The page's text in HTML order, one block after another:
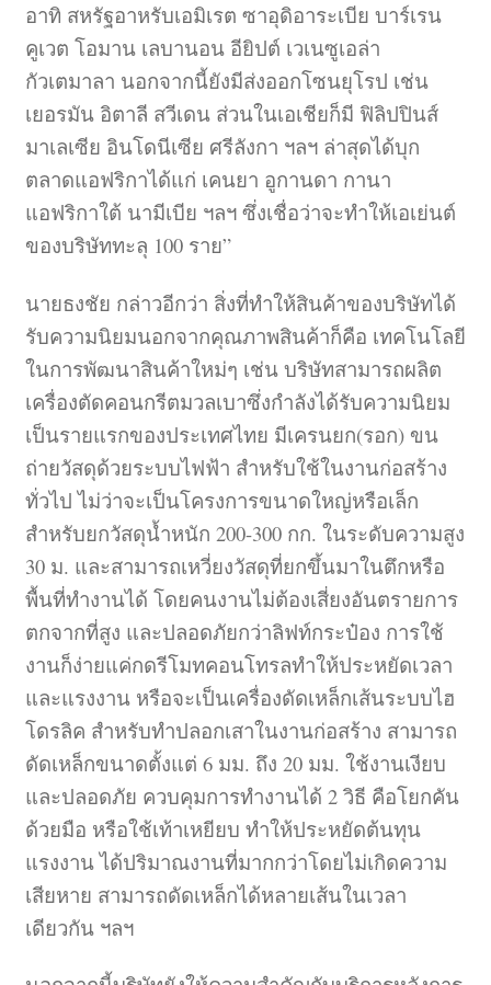
อาทิ สหรัฐอาหรับเอมิเรต ซาอุดิอาระเบีย บาร์เรน
คูเวต โอมาน เลบานอน อียิปต์ เวเนซูเอล่า
กัวเตมาลา นอกจากนี้ยังมีส่งออกโซนยุโรป เช่น
เยอรมัน อิตาลี สวีเดน ส่วนในเอเชียก็มี ฟิลิปปินส์
มาเลเซีย อินโดนีเซีย ศรีลังกา ฯลฯ ล่าสุดได้บุก
ตลาดแอฟริกาได้แก่ เคนยา อูกานดา กานา
แอฟริกาใต้ นามีเบีย ฯลฯ ซึ่งเชื่อว่าจะทำให้เอเย่นต์
ของบริษัททะลุ 100 ราย”
นายธงชัย กล่าวอีกว่า สิ่งที่ทำให้สินค้าของบริษัทได้
รับความนิยมนอกจากคุณภาพสินค้าก็คือ เทคโนโลยี
ในการพัฒนาสินค้าใหม่ๆ เช่น บริษัทสามารถผลิต
เครื่องตัดคอนกรีตมวลเบาซึ่งกำลังได้รับความนิยม
เป็นรายแรกของประเทศไทย มีเครนยก(รอก) ขน
ถ่ายวัสดุด้วยระบบไฟฟ้า สำหรับใช้ในงานก่อสร้าง
ทั่วไป ไม่ว่าจะเป็นโครงการขนาดใหญ่หรือเล็ก
สำหรับยกวัสดุน้ำหนัก 200-300 กก. ในระดับความสูง
30 ม. และสามารถเหวี่ยงวัสดุที่ยกขึ้นมาในตึกหรือ
พื้นที่ทำงานได้ โดยคนงานไม่ต้องเสี่ยงอันตรายการ
ตกจากที่สูง และปลอดภัยกว่าลิฟท์กระป๋อง การใช้
งานก็ง่ายแค่กดรีโมทคอนโทรลทำให้ประหยัดเวลา
และแรงงาน หรือจะเป็นเครื่องดัดเหล็กเส้นระบบไฮ
โดรลิค สำหรับทำปลอกเสาในงานก่อสร้าง สามารถ
ดัดเหล็กขนาดตั้งแต่ 6 มม. ถึง 20 มม. ใช้งานเงียบ
และปลอดภัย ควบคุมการทำงานได้ 2 วิธี คือโยกคัน
ด้วยมือ หรือใช้เท้าเหยียบ ทำให้ประหยัดต้นทุน
แรงงาน ได้ปริมาณงานที่มากกว่าโดยไม่เกิดความ
เสียหาย สามารถดัดเหล็กได้หลายเส้นในเวลา
เดียวกัน ฯลฯ